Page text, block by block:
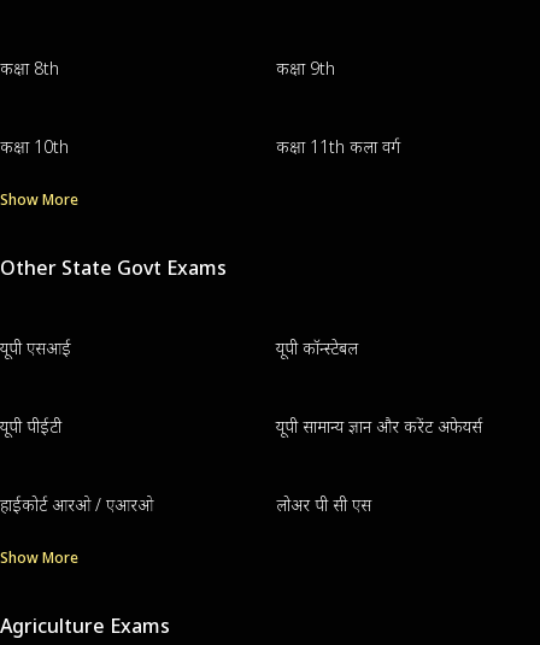
कक्षा 8th कक्षा 9th
कक्षा 10th कक्षा 11th कला वर्ग
Show More
Other State Govt Exams
यूपी एसआई यूपी कॉन्स्टेबल
यूपी पीईटी यूपी सामान्य ज्ञान और करेंट अफेयर्स
हाईकोर्ट आरओ / एआरओ लोअर पी सी एस
Show More
Agriculture Exams